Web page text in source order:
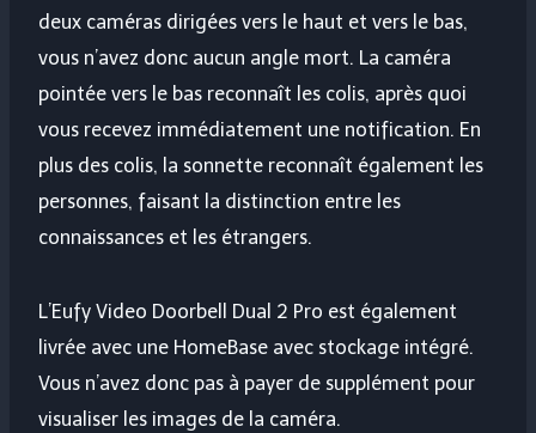
deux caméras dirigées vers le haut et vers le bas,
vous n’avez donc aucun angle mort. La caméra
pointée vers le bas reconnaît les colis, après quoi
vous recevez immédiatement une notification. En
plus des colis, la sonnette reconnaît également les
personnes, faisant la distinction entre les
connaissances et les étrangers.
L’Eufy Video Doorbell Dual 2 Pro est également
livrée avec une HomeBase avec stockage intégré.
Vous n’avez donc pas à payer de supplément pour
visualiser les images de la caméra.